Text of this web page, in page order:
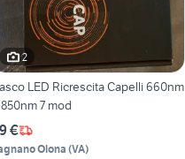
2
LED Ricrescita Capelli 660nm
+ 850nm 7 mod
€
Olona(VA)